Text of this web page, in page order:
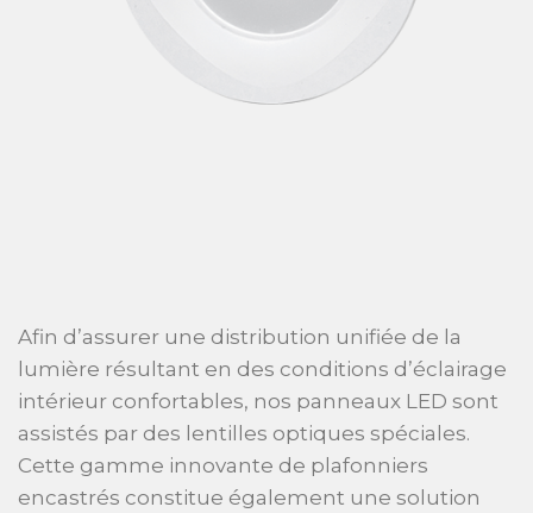
Afin d’assurer une distribution unifiée de la
lumière résultant en des conditions d’éclairage
intérieur confortables, nos panneaux LED sont
assistés par des lentilles optiques spéciales.
Cette gamme innovante de plafonniers
encastrés constitue également une solution